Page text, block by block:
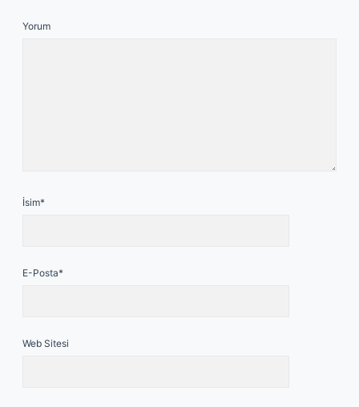
Yorum
İsim*
E-Posta*
Web Sitesi